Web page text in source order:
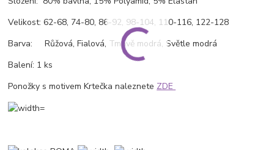
Velikost: 62-68, 74-80, 86-92, 98-104, 110-116, 122-128
Barva: Růžová, Fialová, Tmavě modrá, Světle modrá
Balení: 1 ks
Ponožky s motivem Krtečka naleznete ZDE